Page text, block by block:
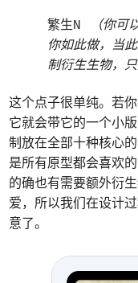
繁生N （你可
你如此做，当
制衍生生物，
这个点子很单纯。若
它就会带它的一个小
制放在全部十种核心
是所有原型都会喜欢
的确也有需要额外衍
爱，所以我们在设计
意了。